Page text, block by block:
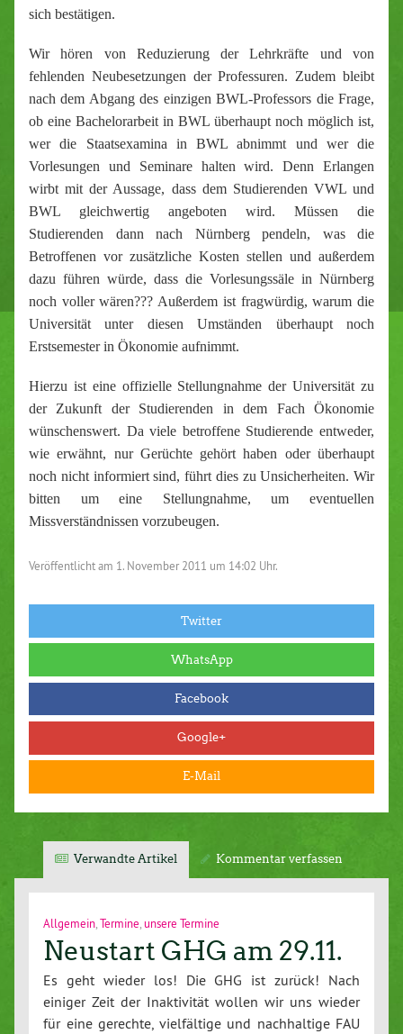
sich bestätigen.
Wir hören von Reduzierung der Lehrkräfte und von
fehlenden Neubesetzungen der Professuren. Zudem bleibt
nach dem Abgang des einzigen BWL-Professors die Frage,
ob eine Bachelorarbeit in BWL überhaupt noch möglich ist,
wer die Staatsexamina in BWL abnimmt und wer die
Vorlesungen und Seminare halten wird. Denn Erlangen
wirbt mit der Aussage, dass dem Studierenden VWL und
BWL gleichwertig angeboten wird. Müssen die
Studierenden dann nach Nürnberg pendeln, was die
Betroffenen vor zusätzliche Kosten stellen und außerdem
dazu führen würde, dass die Vorlesungssäle in Nürnberg
noch voller wären??? Außerdem ist fragwürdig, warum die
Universität unter diesen Umständen überhaupt noch
Erstsemester in Ökonomie aufnimmt.
Hierzu ist eine offizielle Stellungnahme der Universität zu
der Zukunft der Studierenden in dem Fach Ökonomie
wünschenswert. Da viele betroffene Studierende entweder,
wie erwähnt, nur Gerüchte gehört haben oder überhaupt
noch nicht informiert sind, führt dies zu Unsicherheiten. Wir
bitten um eine Stellungnahme, um eventuellen
Missverständnissen vorzubeugen.
Veröffentlicht am 1. November 2011 um 14:02 Uhr.
Twitter
WhatsApp
Facebook
Google+
E-Mail
Verwandte Artikel Kommentar verfassen
Allgemein,Termine,unsere Termine
Neustart GHG am 29.11.
Es geht wieder los! Die GHG ist zurück! Nach
einiger Zeit der Inaktivität wollen wir uns wieder
für eine gerechte, vielfältige und nachhaltige FAU